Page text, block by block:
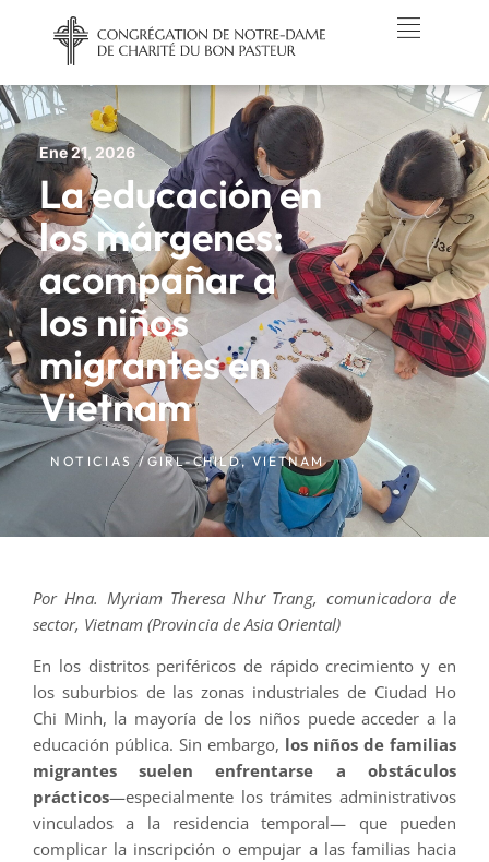
Ene 21, 2026
La educación en
los márgenes:
acompañar a
los niños
migrantes en
Vietnam
NOTICIAS /GIRL-CHILD,VIETNAM
Por Hna. Myriam Theresa Như Trang, comunicadora de
sector, Vietnam (Provincia de Asia Oriental)
En los distritos periféricos de rápido crecimiento y en
los suburbios de las zonas industriales de Ciudad Ho
Chi Minh, la mayoría de los niños puede acceder a la
educación pública. Sin embargo, los niños de familias
migrantes suelen enfrentarse a obstáculos
prácticos—especialmente los trámites administrativos
vinculados a la residencia temporal— que pueden
complicar la inscripción o empujar a las familias hacia